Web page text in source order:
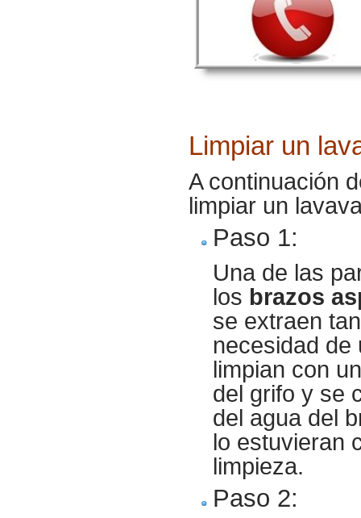
Limpiar un
A continuación
limpiar un
Paso 1:
Una de las
los brazos
se extraen
necesidad de
limpian con
del grifo y se
del agua del
lo estuvieran
limpieza.
Paso 2: